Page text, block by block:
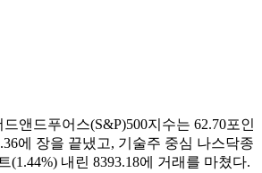
앤드푸어스(S&P)500지수는 62.70포인
에 장을 끝냈고, 기술주 중심 나스닥종
(1.44%) 내린 8393.18에 거래를 마쳤다.